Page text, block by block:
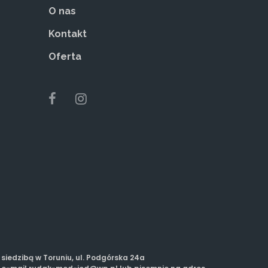
O nas
Kontakt
Oferta
w Toruniu, ul. Podgórska 24a